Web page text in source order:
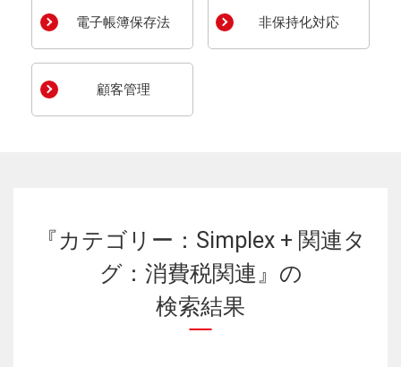
電子帳簿保存法 非保持化対応
顧客管理
『カテゴリー：Simplex + 関連タ
グ：消費税関連』の
検索結果